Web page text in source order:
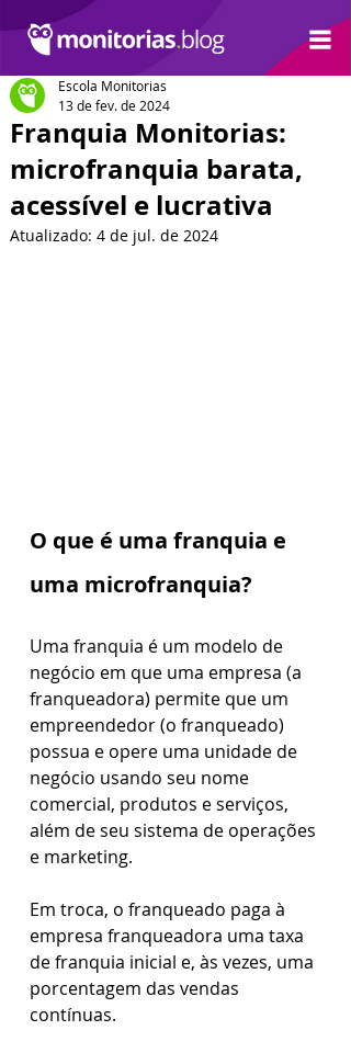
Franquia Monitorias:
microfranquia barata,
acessível e lucrativa
Escola Monitorias
13 de fev. de 2024
Atualizado: 4 de jul. de 2024
O que é uma franquia e
uma microfranquia?
Uma franquia é um modelo de
negócio em que uma empresa (a
franqueadora) permite que um
empreendedor (o franqueado)
possua e opere uma unidade de
negócio usando seu nome
comercial, produtos e serviços,
além de seu sistema de operações
e marketing.
Em troca, o franqueado paga à
empresa franqueadora uma taxa
de franquia inicial e, às vezes, uma
porcentagem das vendas
contínuas.